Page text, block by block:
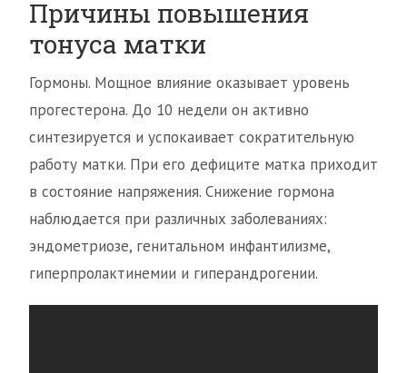
Причины повышения
тонуса матки
Гормоны. Мощное влияние оказывает уровень
прогестерона. До 10 недели он активно
синтезируется и успокаивает сократительную
работу матки. При его дефиците матка приходит
в состояние напряжения. Снижение гормона
наблюдается при различных заболеваниях:
эндометриозе, генитальном инфантилизме,
гиперпролактинемии и гиперандрогении.